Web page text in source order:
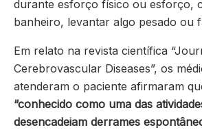
durante esforço físico ou esforço,
banheiro, levantar algo pesado ou
Em relato na revista científica
Cerebrovascular Diseases”, os
atenderam o paciente afirmaram
“conhecido como uma das
desencadeiam derrames